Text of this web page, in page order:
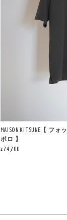
MAISON KITSUNE【 フ
ポロ 】
¥24,200